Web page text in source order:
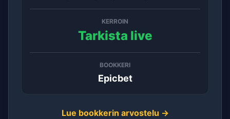
KERROIN
Tarkista live
BOOKKERI
Epicbet
Lue bookkerin arvostelu →